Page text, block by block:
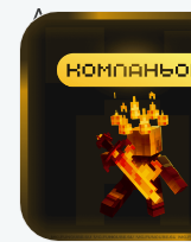
Акции
от 849 ₽
1699 ₽-50%
Подробнее